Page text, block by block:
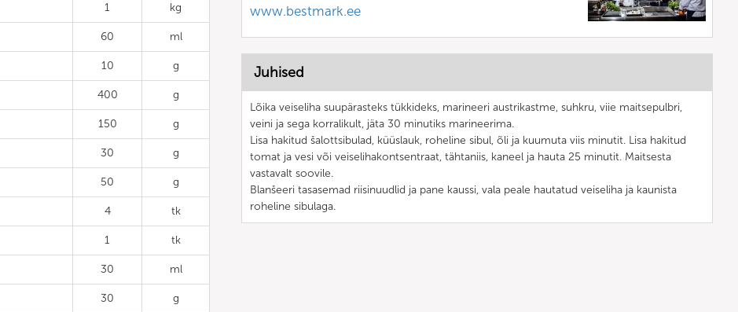
1 kg
60 ml
10 g
400 g
150 g
30 g
50 g
4 tk
1 tk
30 ml
30 g
www.bestmark.ee
Juhised
Lõika veiseliha suupärasteks tükkideks, marineeri austrikastme, suhkru, viie maitsepulbri,
veini ja sega korralikult, jäta 30 minutiks marineerima.
Lisa hakitud šalottsibulad, küüslauk, roheline sibul, õli ja kuumuta viis minutit. Lisa hakitud
tomat ja vesi või veiselihakontsentraat, tähtaniis, kaneel ja hauta 25 minutit. Maitsesta
vastavalt soovile.
Blanšeeri tasasemad riisinuudlid ja pane kaussi, vala peale hautatud veiseliha ja kaunista
roheline sibulaga.